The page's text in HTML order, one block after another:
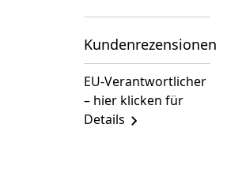
Kundenrezensionen
EU-Verantwortlicher
– hier klicken für
Details